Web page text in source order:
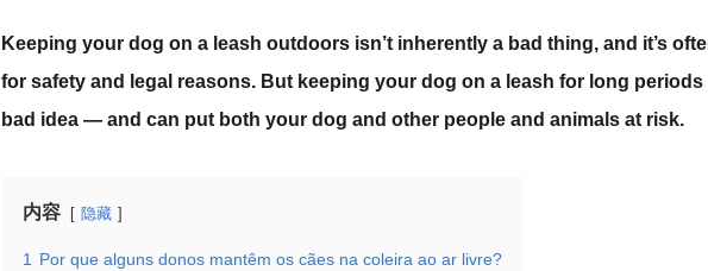
Keeping your dog on a leash outdoors isn’t inherently a bad thing, and it’s
for safety and legal reasons. But keeping your dog on a leash for long periods
bad idea — and can put both your dog and other people and animals at risk.
内容 隐藏
1 Por que alguns donos mantêm os cães na coleira ao ar livre?